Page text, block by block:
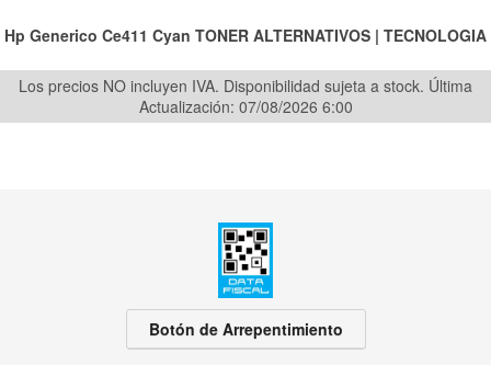
Hp Generico Ce411 Cyan TONER ALTERNATIVOS | TECNOLOGIA
Los precios NO incluyen IVA. Disponibilidad sujeta a stock. Última
Actualización: 07/08/2026 6:00
Botón de Arrepentimiento